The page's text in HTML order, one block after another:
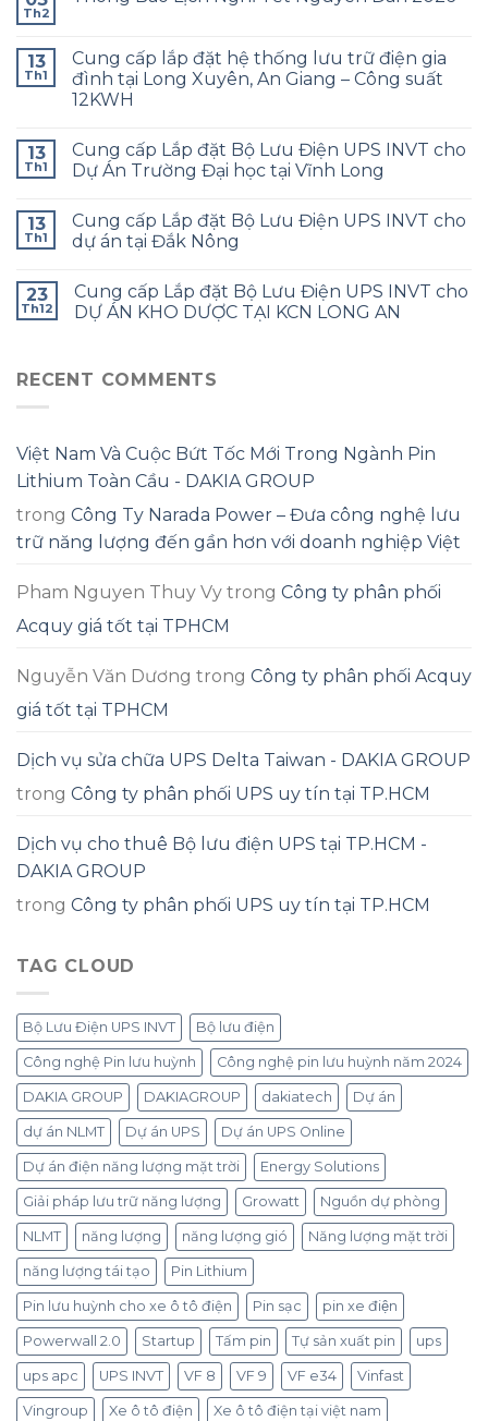
Th2
13
Th1
Cung cấp lắp đặt hệ thống lưu trữ điện gia
đình tại Long Xuyên, An Giang – Công suất
12KWH
13
Th1
Cung cấp Lắp đặt Bộ Lưu Điện UPS INVT cho
Dự Án Trường Đại học tại Vĩnh Long
13
Th1
Cung cấp Lắp đặt Bộ Lưu Điện UPS INVT cho
dự án tại Đắk Nông
23
Th12
Cung cấp Lắp đặt Bộ Lưu Điện UPS INVT cho
DỰ ÁN KHO DƯỢC TẠI KCN LONG AN
RECENT COMMENTS
Việt Nam Và Cuộc Bứt Tốc Mới Trong Ngành Pin
Lithium Toàn Cầu - DAKIA GROUP
trong Công Ty Narada Power – Đưa công nghệ lưu
trữ năng lượng đến gần hơn với doanh nghiệp Việt
Pham Nguyen Thuy Vy trong Công ty phân phối
Acquy giá tốt tại TPHCM
Nguyễn Văn Dương trong Công ty phân phối Acquy
giá tốt tại TPHCM
Dịch vụ sửa chữa UPS Delta Taiwan - DAKIA GROUP
trong Công ty phân phối UPS uy tín tại TP.HCM
Dịch vụ cho thuê Bộ lưu điện UPS tại TP.HCM -
DAKIA GROUP
trong Công ty phân phối UPS uy tín tại TP.HCM
TAG CLOUD
Bộ Lưu Điện UPS INVT Bộ lưu điện
Công nghệ Pin lưu huỳnh Công nghệ pin lưu huỳnh năm 2024
DAKIA GROUP DAKIAGROUP dakiatech Dự án
dự án NLMT Dự án UPS Dự án UPS Online
Dự án điện năng lượng mặt trời Energy Solutions
Giải pháp lưu trữ năng lượng Growatt Nguồn dự phòng
NLMT năng lượng năng lượng gió Năng lượng mặt trời
năng lượng tái tạo Pin Lithium
Pin lưu huỳnh cho xe ô tô điện Pin sạc pin xe điện
Powerwall 2.0 Startup Tấm pin Tự sản xuất pin ups
ups apc UPS INVT VF 8 VF 9 VF e34 Vinfast
Vingroup Xe ô tô điện Xe ô tô điện tại việt nam